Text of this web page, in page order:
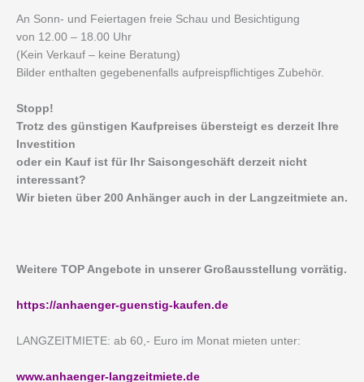
An Sonn- und Feiertagen freie Schau und Besichtigung
von 12.00 – 18.00 Uhr
(Kein Verkauf – keine Beratung)
Bilder enthalten gegebenenfalls aufpreispflichtiges Zubehör.
Stopp!
Trotz des günstigen Kaufpreises übersteigt es derzeit Ihre
Investition
oder ein Kauf ist für Ihr Saisongeschäft derzeit nicht
interessant?
Wir bieten über 200 Anhänger auch in der Langzeitmiete an.
Weitere TOP Angebote in unserer Großausstellung vorrätig.
https://anhaenger-guenstig-kaufen.de
LANGZEITMIETE: ab 60,- Euro im Monat mieten unter:
www.anhaenger-langzeitmiete.de